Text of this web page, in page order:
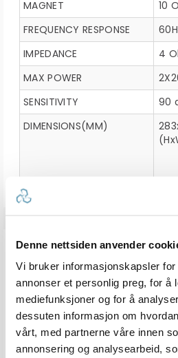
Denne nettsiden anvender
Vi bruker informasjonskapsler for
annonser et personlig preg, for å
mediefunksjoner og for å
dessuten informasjon om
vårt, med partnerne våre innen
annonsering og analysearbeid,
MAGNET
10
FREQUENCY RESPONSE
IMPEDANCE
4
MAX POWER
SENSITIVITY
90
DIMENSIONS(MM)
ANDRE